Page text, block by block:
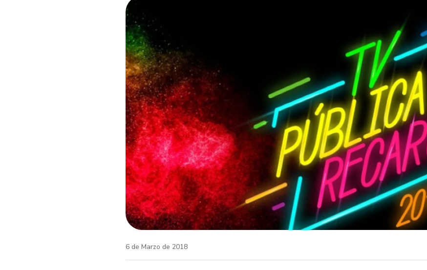
6 de Marzo de 2018